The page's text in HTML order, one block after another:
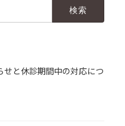
せと休診期間中の対応につ